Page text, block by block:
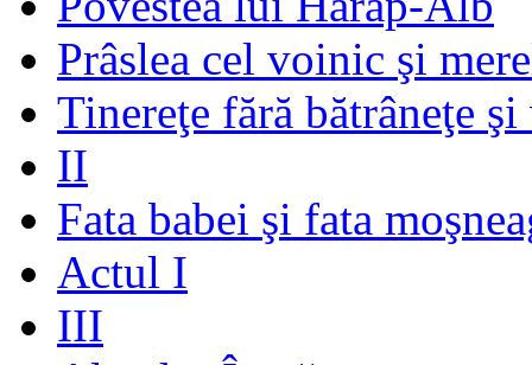
Prâslea cel voinic şi
Tinereţe fără bătrâneţe
II
Fata babei şi fata
Actul I
III